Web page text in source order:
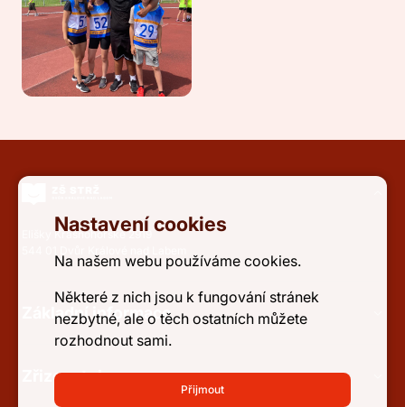
Elišky Krásnohorské 2919
Základní informace
Zřizovatel
Nastavení cookies
Na našem webu používáme cookies.
Některé z nich jsou k fungování stránek
nezbytné, ale o těch ostatních můžete
rozhodnout sami.
Přijmout